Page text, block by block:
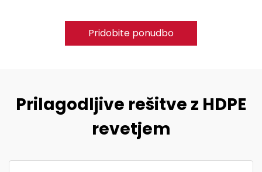
Pridobite ponudbo
Prilagodljive rešitve z HDPE
revetjem